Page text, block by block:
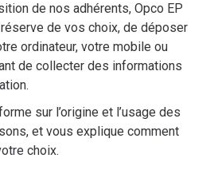
de nos adhérents, Opco EP
de vos choix, de déposer
ordinateur, votre mobile ou
de collecter des informations
sur l’origine et l’usage des
et vous explique comment
choix.